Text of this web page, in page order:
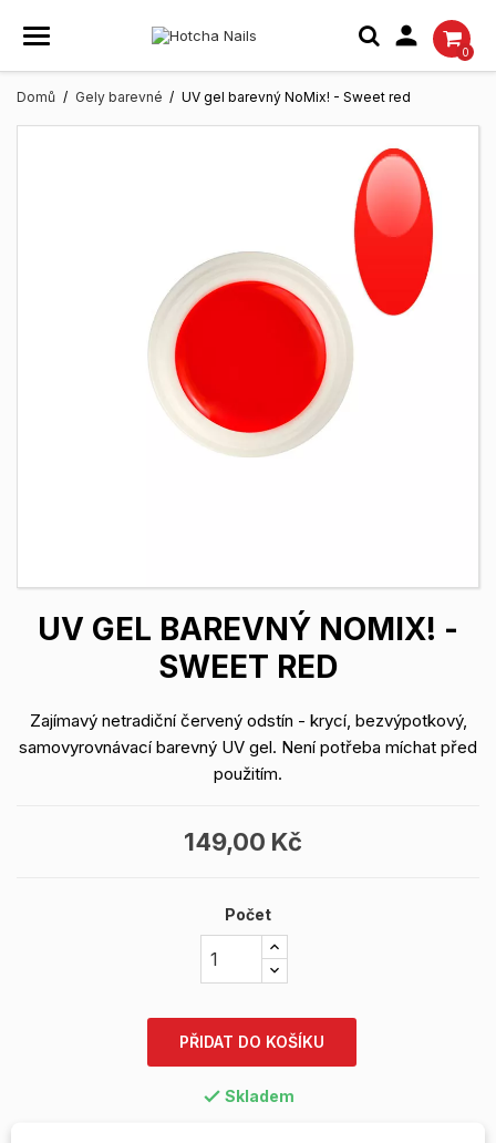

0
Domů Gely barevné UV gel barevný NoMix! - Sweet red
UV GEL BAREVNÝ NOMIX! -
SWEET RED
Zajímavý netradiční červený odstín - krycí, bezvýpotkový,
samovyrovnávací barevný UV gel. Není potřeba míchat před
použitím.
149,00 Kč
Počet
PŘIDAT DO KOŠÍKU
 Skladem